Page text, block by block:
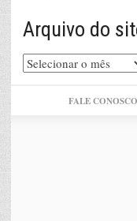
Arquivo do
Arquivo
do
FALE CONOSCO